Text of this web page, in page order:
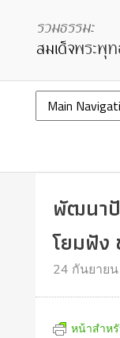
พัฒนา
โยมฟัง
24 กันยาย
หน้าสำห